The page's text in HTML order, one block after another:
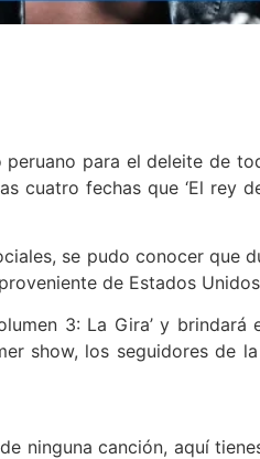
para el deleite de
cuatro fechas que ‘El rey
se pudo conocer que
de Estados
3: La Gira’ y brindará
show, los seguidores de
ninguna canción, aquí